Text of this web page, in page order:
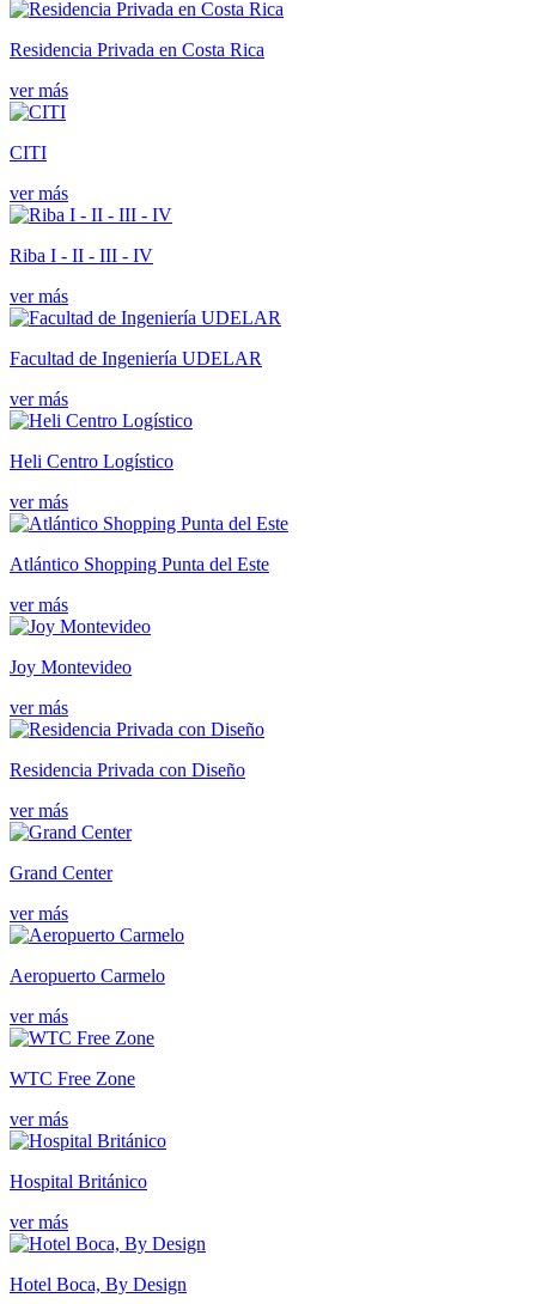
Residencia Privada en Costa Rica
ver más
CITI
ver más
Riba I - II - III - IV
ver más
Facultad de Ingeniería UDELAR
ver más
Heli Centro Logístico
ver más
Atlántico Shopping Punta del Este
ver más
Joy Montevideo
ver más
Residencia Privada con Diseño
ver más
Grand Center
ver más
Aeropuerto Carmelo
ver más
WTC Free Zone
ver más
Hospital Británico
ver más
Hotel Boca, By Design